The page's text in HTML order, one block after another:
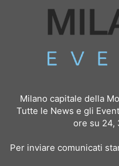
Milano capitale della
Tutte le News e gli
ore su 24,
Per inviare comunicati